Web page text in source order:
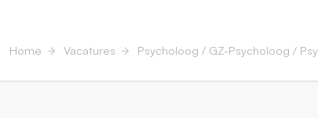
Home Vacatures